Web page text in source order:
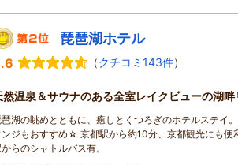
琵琶湖ホテル
（クチコミ143件）
然温泉＆サウナのある全室レイクビューの湖畔
湖の眺めとともに、癒しとくつろぎのホテルステイ
ジもおすすめ☆ 京都駅から約10分、京都観光にも便
らのシャトルバス有。